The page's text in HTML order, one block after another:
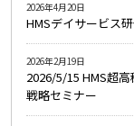
HMSデイサービス
2026年4月20日
2026/5/15 HMS超
戦略セミナー
2026年2月19日